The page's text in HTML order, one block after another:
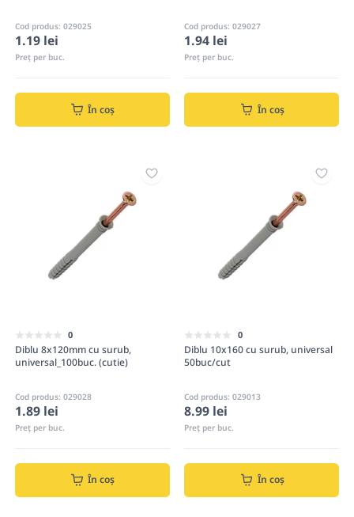
Cod produs: 029025
1.19 lei
Preț per buc.
În coș
Cod produs: 029027
1.94 lei
Preț per buc.
În coș
0
Diblu 8x120mm cu surub,
universal_100buc. (cutie)
Cod produs: 029028
1.89 lei
Preț per buc.
În coș
0
Diblu 10x160 cu surub, universal
50buc/cut
Cod produs: 029013
8.99 lei
Preț per buc.
În coș